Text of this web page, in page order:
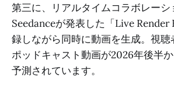
第三に、リアルタイムコラボレーシ
Seedanceが発表した「Live Render
録しながら同時に動画を生成。視
ポッドキャスト動画が2026年後半
予測されています。